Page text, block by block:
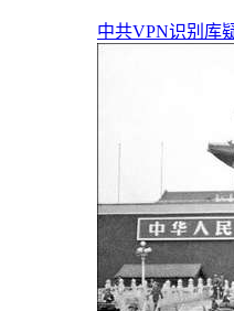
中共VPN识别库